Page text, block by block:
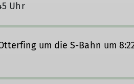
Uhr
um die S-Bahn um